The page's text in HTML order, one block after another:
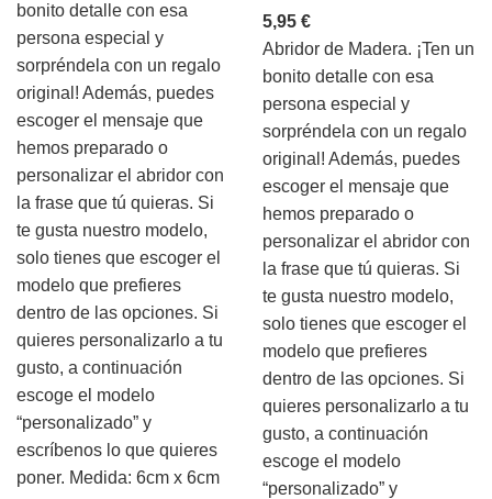
bonito detalle con esa
persona especial y
sorpréndela con un regalo
original! Además, puedes
escoger el mensaje que
hemos preparado o
personalizar el abridor con
la frase que tú quieras. Si
te gusta nuestro modelo,
solo tienes que escoger el
modelo que prefieres
dentro de las opciones. Si
quieres personalizarlo a tu
gusto, a continuación
escoge el modelo
“personalizado” y
escríbenos lo que quieres
poner. Medida: 6cm x 6cm
5,95 €
Abridor de Madera. ¡Ten un
bonito detalle con esa
persona especial y
sorpréndela con un regalo
original! Además, puedes
escoger el mensaje que
hemos preparado o
personalizar el abridor con
la frase que tú quieras. Si
te gusta nuestro modelo,
solo tienes que escoger el
modelo que prefieres
dentro de las opciones. Si
quieres personalizarlo a tu
gusto, a continuación
escoge el modelo
“personalizado” y